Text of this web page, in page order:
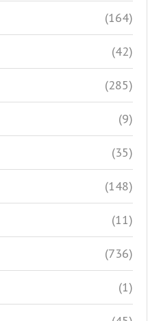
(164)
(42)
(285)
(9)
(35)
(148)
(11)
(736)
(1)